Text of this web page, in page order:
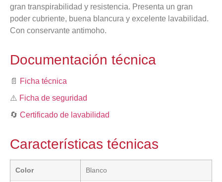
gran transpirabilidad y resistencia. Presenta un gran
poder cubriente, buena blancura y excelente lavabilidad.
Con conservante antimoho.
Documentación técnica
📄
Ficha técnica
⚠️ Ficha de seguridad
🔄 Certificado de lavabilidad
Características técnicas
Color Blanco